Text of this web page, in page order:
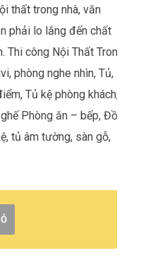
thất trong nhà, văn
phải lo lắng đến chất
công Nội Thất Trong
phòng nghe nhìn, Tủ,
Tủ kệ phòng khách,
Phòng ăn – bếp, Đồ
tủ âm tường, sàn gỗ,